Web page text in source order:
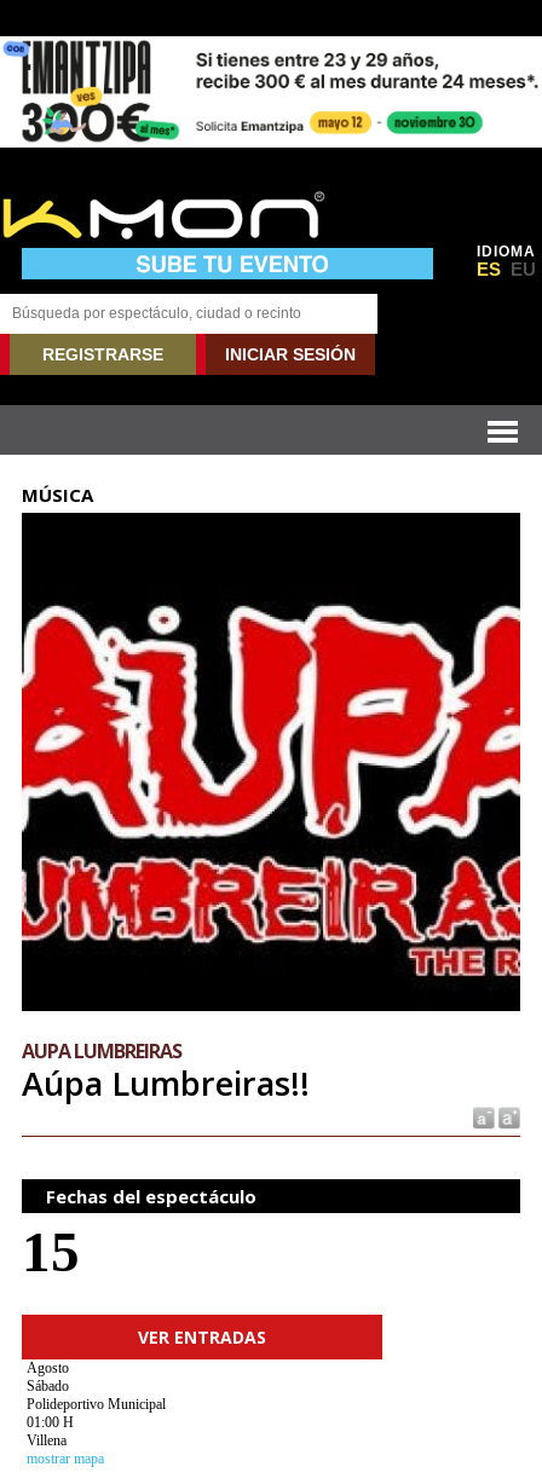
IDIOMA
ES EU
REGISTRARSE INICIAR SESIÓN
MÚSICA
AUPA LUMBREIRAS
Aúpa Lumbreiras!!
Fechas del espectáculo
15
VER ENTRADAS
Agosto
Sábado
Polideportivo Municipal
01:00 H
Villena
mostrar mapa